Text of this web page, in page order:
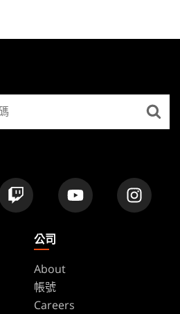
公司
About
帳號
Careers